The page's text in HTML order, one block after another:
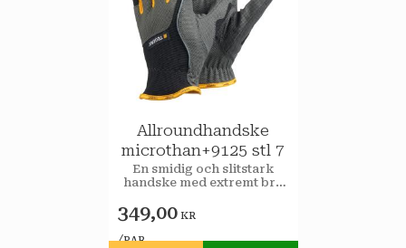
Allroundhandske
microthan+9125 stl 7
​En smidig och slitstark
handske med extremt bra
349,00KR
/PAR